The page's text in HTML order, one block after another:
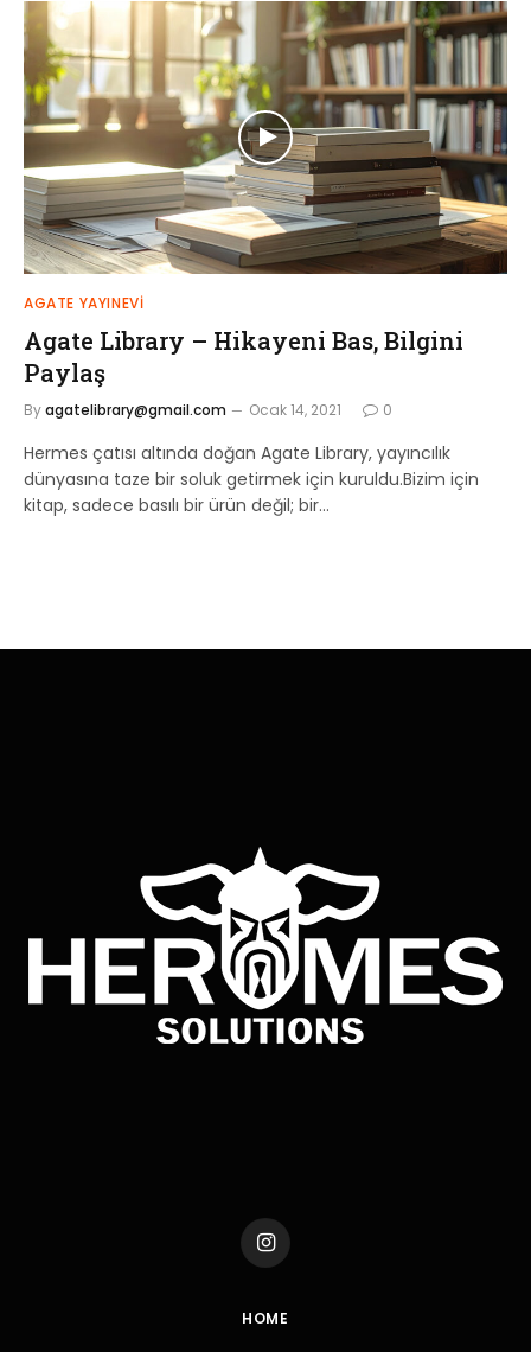
AGATE YAYINEVİ
Agate Library – Hikayeni Bas, Bilgini
Paylaş
Byagatelibrary@gmail.com Ocak 14, 2021 0
Hermes çatısı altında doğan Agate Library, yayıncılık
dünyasına taze bir soluk getirmek için kuruldu.Bizim için
kitap, sadece basılı bir ürün değil; bir…
Instagram
HOME